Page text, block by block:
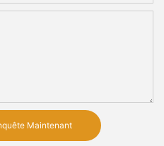
Maintenant